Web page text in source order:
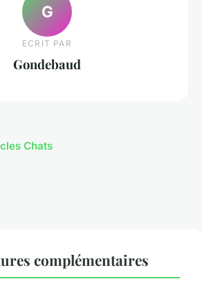
G
ECRIT PAR
Gondebaud
Chats
complémentaires